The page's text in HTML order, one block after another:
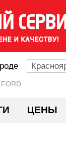
FORD
ЦЕНЫ